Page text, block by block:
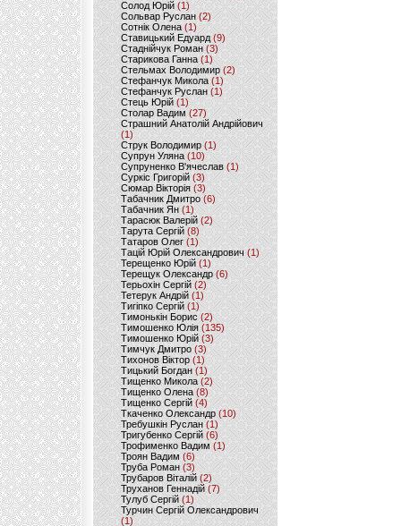
Солод Юрій (1)
Сольвар Руслан (2)
Сотнік Олена(1)
Ставицький Едуард (9)
Стаднійчук Роман(3)
Старикова Ганна (1)
Стельмах Володимир(2)
Стефанчук Микола (1)
Стефанчук Руслан (1)
Стець Юрій (1)
Столар Вадим(27)
Страшний Анатолій Андрійович
(1)
Струк Володимир (1)
Супрун Уляна (10)
Супруненко В'ячеслав (1)
Суркіс Григорій (3)
Сюмар Вікторія (3)
Табачник Дмитро (6)
Табачник Ян(1)
Тарасюк Валерій (2)
Тарута Сергій (8)
Татаров Олег(1)
Тацій Юрій Олександрович(1)
Терещенко Юрій(1)
Терещук Олександр(6)
Терьохін Сергій (2)
Тетерук Андрій (1)
Тигіпко Сергій(1)
Тимонькін Борис (2)
Тимошенко Юлія (135)
Тимошенко Юрій(3)
Тимчук Дмитро (3)
Тихонов Віктор (1)
Тицький Богдан (1)
Тищенко Микола (2)
Тищенко Олена (8)
Тищенко Сергій (4)
Ткаченко Олександр (10)
Требушкін Руслан (1)
Тригубенко Сергій(6)
Трофименко Вадим (1)
Троян Вадим (6)
Труба Роман(3)
Трубаров Віталій (2)
Труханов Геннадій (7)
Тулуб Сергій(1)
Турчин Сергій Олександрович
(1)